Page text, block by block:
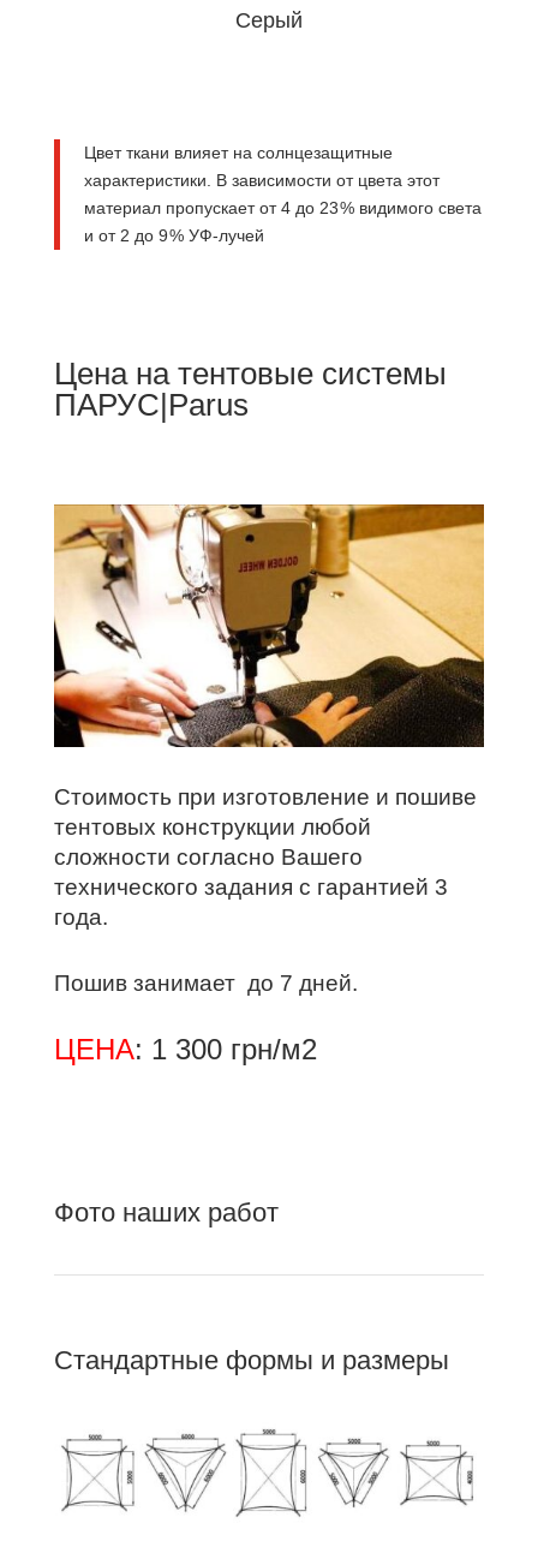
Серый
Цвет ткани влияет на солнцезащитные
характеристики. В зависимости от цвета этот
материал пропускает от 4 до 23 % видимого света
и от 2 до 9 % УФ-лучей
Цена на тентовые системы
ПАРУС|Parus
Стоимость при изготовление и пошиве
тентовых конструкции любой
сложности согласно Вашего
технического задания с гарантией 3
года.
Пошив занимает до 7 дней.
ЦЕНА: 1 300 грн/м2
Фото наших работ
Стандартные формы и размеры